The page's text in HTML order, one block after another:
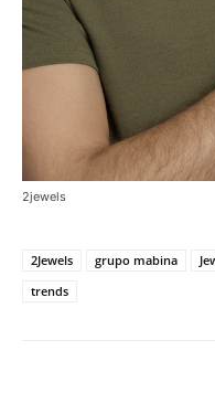
2jewels
2Jewels grupo mabina
trends